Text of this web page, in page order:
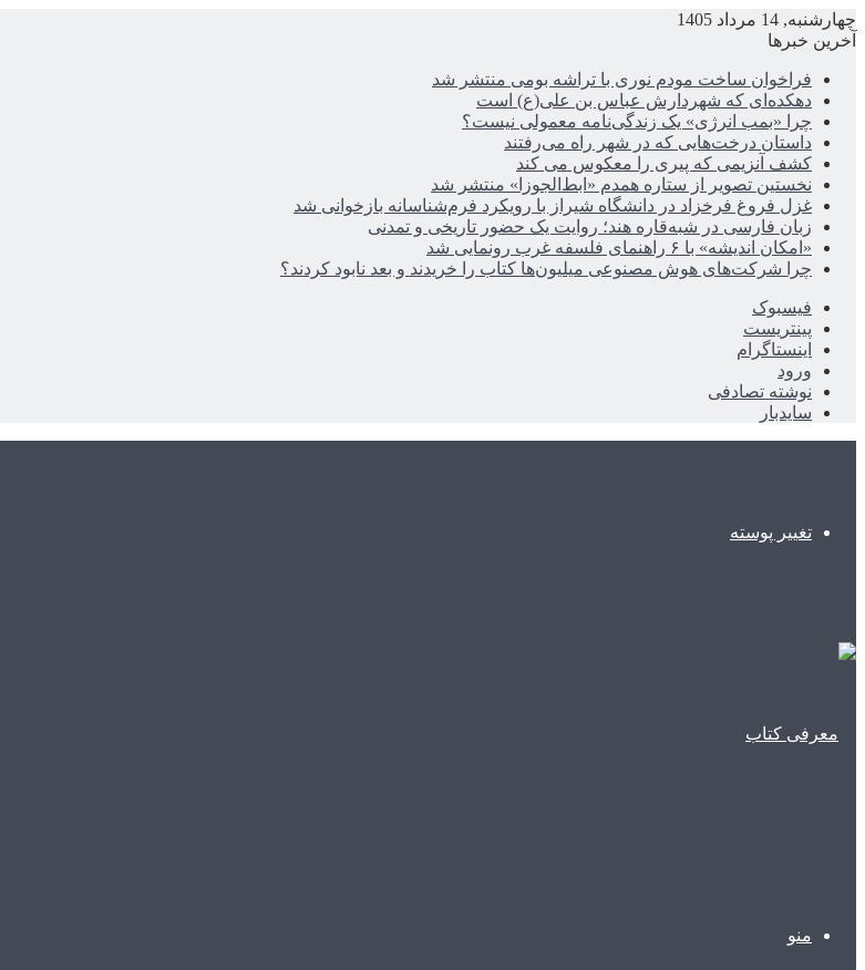
چهارشنبه, 14 مرداد 1405
آخرین خبرها
فراخوان ساخت مودم نوری با تراشه بومی منتشر شد
دهکده‌ای که شهردارش عباس بن علی(ع) است
چرا «بمب انرژی» یک زندگی‌نامه معمولی نیست؟
داستان درخت‌هایی که در شهر راه می‌رفتند
کشف آنزیمی که پیری را معکوس می کند
نخستین تصویر از ستاره همدم «ابط‌الجوزا» منتشر شد
غزل فروغ فرخزاد در دانشگاه شیراز با رویکرد فرم‌شناسانه بازخوانی شد
زبان فارسی در شبه‌قاره هند؛ روایت یک حضور تاریخی و تمدنی
«امکان اندیشه» با ۶ راهنمای فلسفه غرب رونمایی شد
چرا شرکت‌های هوش مصنوعی میلیون‌ها کتاب را خریدند و بعد نابود کردند؟
فیسبوک
پینتریست
اینستاگرام
ورود
نوشته تصادفی
سایدبار
تغییر پوسته
منو